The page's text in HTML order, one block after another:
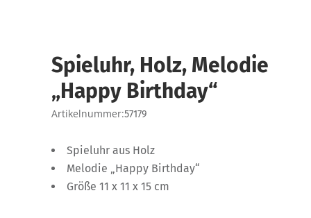
Spieluhr, Holz, Melodie
„Happy Birthday“
Artikelnummer:57179
Spieluhr aus Holz
Melodie „Happy Birthday“
Größe 11 x 11 x 15 cm